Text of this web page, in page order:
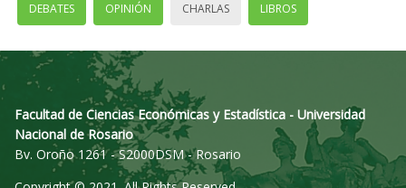
DEBATES OPINIÓN CHARLAS LIBROS
Facultad de Ciencias Económicas y Estadística - Universidad
Nacional de Rosario
Bv. Oroño 1261 - S2000DSM - Rosario